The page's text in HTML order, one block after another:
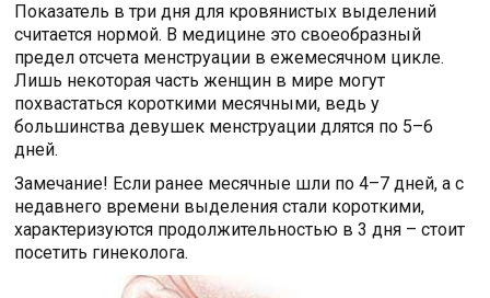
Показатель в три дня для кровянистых выделений
считается нормой. В медицине это своеобразный
предел отсчета менструации в ежемесячном цикле.
Лишь некоторая часть женщин в мире могут
похвастаться короткими месячными, ведь у
большинства девушек менструации длятся по 5–6
дней.
Замечание! Если ранее месячные шли по 4–7 дней, а с
недавнего времени выделения стали короткими,
характеризуются продолжительностью в 3 дня – стоит
посетить гинеколога.